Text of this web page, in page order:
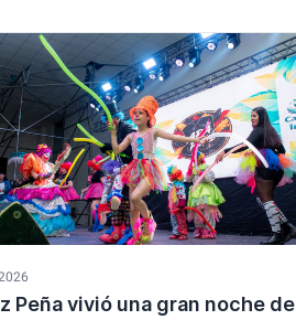
Peña vivió una gran noche de